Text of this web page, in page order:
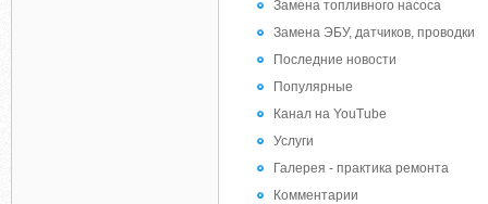
Замена топливного насоса
Замена ЭБУ, датчиков, проводки
Последние новости
Популярные
Канал на YouTube
Услуги
Галерея - практика ремонта
Комментарии